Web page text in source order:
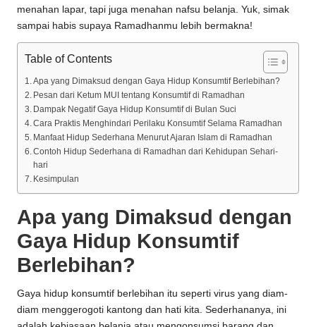
menahan lapar, tapi juga menahan nafsu belanja. Yuk, simak
sampai habis supaya Ramadhanmu lebih bermakna!
Table of Contents
Apa yang Dimaksud dengan Gaya Hidup Konsumtif Berlebihan?
Pesan dari Ketum MUI tentang Konsumtif di Ramadhan
Dampak Negatif Gaya Hidup Konsumtif di Bulan Suci
Cara Praktis Menghindari Perilaku Konsumtif Selama Ramadhan
Manfaat Hidup Sederhana Menurut Ajaran Islam di Ramadhan
Contoh Hidup Sederhana di Ramadhan dari Kehidupan Sehari-
hari
Kesimpulan
Apa yang Dimaksud dengan
Gaya Hidup Konsumtif
Berlebihan?
Gaya hidup konsumtif berlebihan itu seperti virus yang diam-
diam menggerogoti kantong dan hati kita. Sederhananya, ini